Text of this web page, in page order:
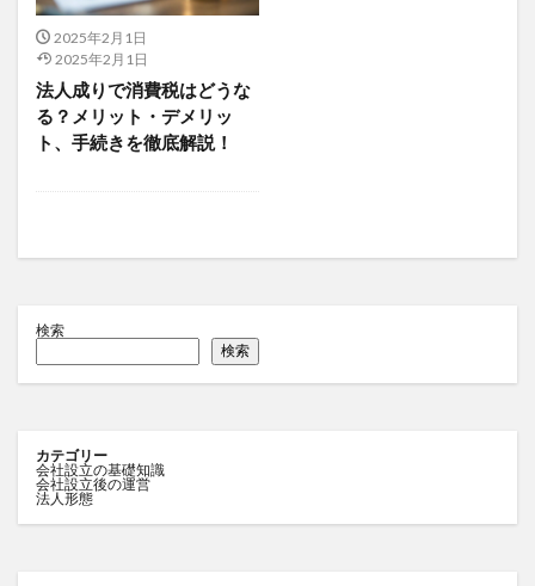
2025年2月1日
2025年2月1日
法人成りで消費税はどうな
る？メリット・デメリッ
ト、手続きを徹底解説！
検索
検索
カテゴリー
会社設立の基礎知識
会社設立後の運営
法人形態